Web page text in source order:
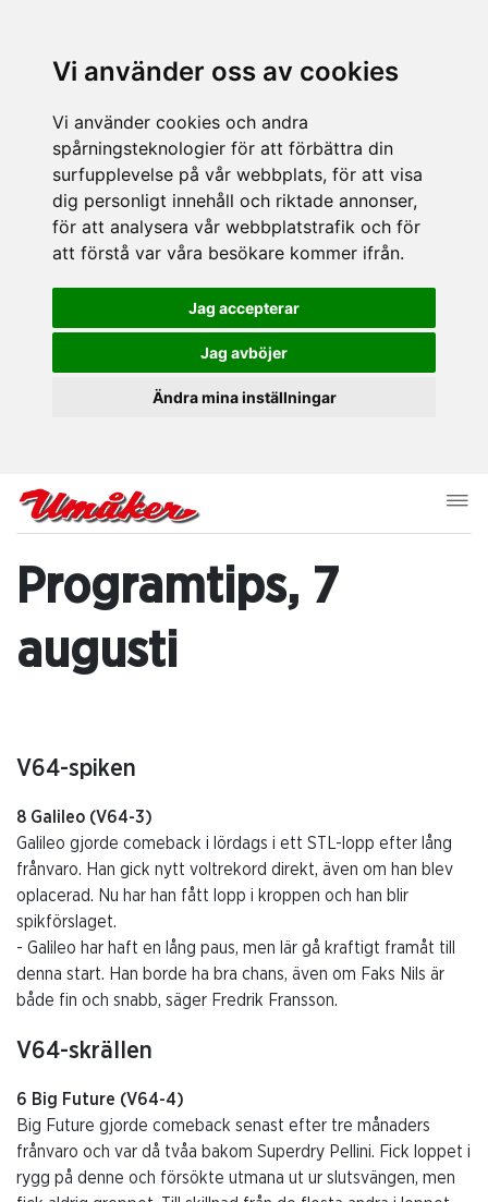
Vi använder oss av cookies
Vi använder cookies och andra
spårningsteknologier för att förbättra din
surfupplevelse på vår webbplats, för att visa
dig personligt innehåll och riktade annonser,
för att analysera vår webbplatstrafik och för
att förstå var våra besökare kommer ifrån.
Jag accepterar
Jag avböjer
Ändra mina inställningar
Programtips, 7
augusti
V64-spiken
8 Galileo (V64-3)
Galileo gjorde comeback i lördags i ett STL-lopp efter lång
frånvaro. Han gick nytt voltrekord direkt, även om han blev
oplacerad. Nu har han fått lopp i kroppen och han blir
spikförslaget.
- Galileo har haft en lång paus, men lär gå kraftigt framåt till
denna start. Han borde ha bra chans, även om Faks Nils är
både fin och snabb, säger Fredrik Fransson.
V64-skrällen
6 Big Future (V64-4)
Big Future gjorde comeback senast efter tre månaders
frånvaro och var då tvåa bakom Superdry Pellini. Fick loppet i
rygg på denne och försökte utmana ut ur slutsvängen, men